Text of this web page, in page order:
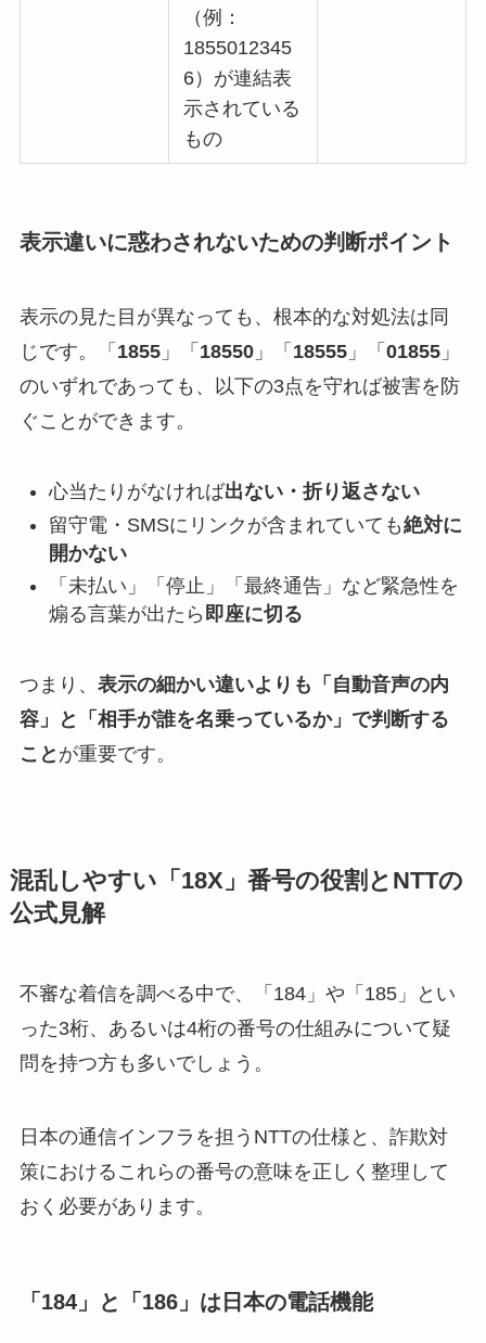
（例：
1855012345
6）が連結表
示されている
もの
表示違いに惑わされないための判断ポイント
表示の見た目が異なっても、根本的な対処法は同
じです。「 1855」「 18550」「 18555」「 01855」
のいずれであっても、以下の3点を守れば被害を防
ぐことができます。
心当たりがなければ出ない・折り返さない
留守電・SMSにリンクが含まれていても絶対に
開かない
「未払い」「停止」「最終通告」など緊急性を
煽る言葉が出たら 即座に切る
つまり、 表示の細かい違いよりも「自動音声の内
容」と「相手が誰を名乗っているか」で判断する
こと が重要です。
混乱しやすい「18X」番号の役割とNTTの
公式見解
不審な着信を調べる中で、「184」や「185」とい
った3桁、あるいは4桁の番号の仕組みについて疑
問を持つ方も多いでしょう。
日本の通信インフラを担うNTTの仕様と、詐欺対
策におけるこれらの番号の意味を正しく整理して
おく必要があります。
「184」と「186」は日本の電話機能